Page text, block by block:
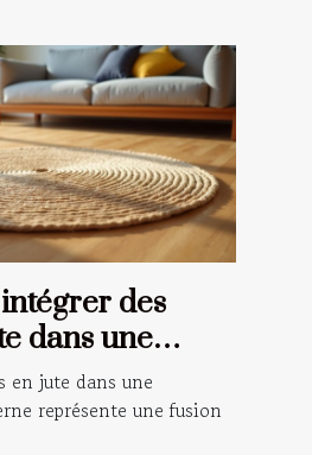
des
dans une
?
en jute dans une
représente une fusion